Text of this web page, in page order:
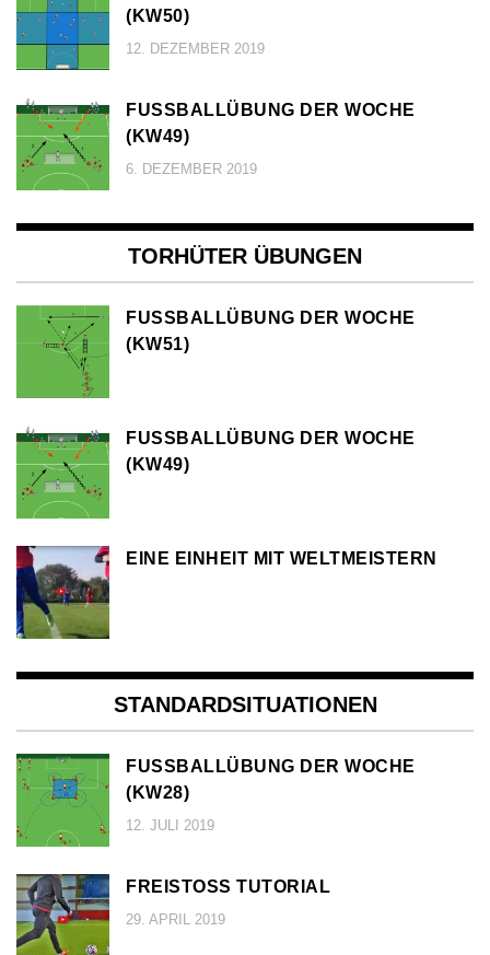
KW50)
12. DEZEMBER 2019
FUSSBALLÜBUNG DER WOCHE (
KW49)
6. DEZEMBER 2019
TORHÜTER ÜBUNGEN
FUSSBALLÜBUNG DER WOCHE (
KW51)
FUSSBALLÜBUNG DER WOCHE (
KW49)
EINE EINHEIT MIT WELTMEISTERN
STANDARDSITUATIONEN
FUSSBALLÜBUNG DER WOCHE (
KW28)
12. JULI 2019
FREISTOSS TUTORIAL
29. APRIL 2019